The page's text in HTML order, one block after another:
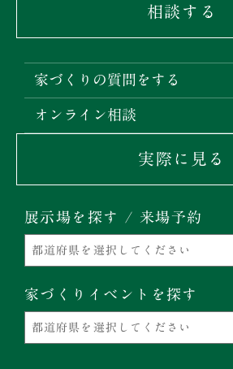
相談する
家づくりの質問をする
オンライン相談
実際に見る
展示場を探す / 来場予約
家づくりイベントを探す